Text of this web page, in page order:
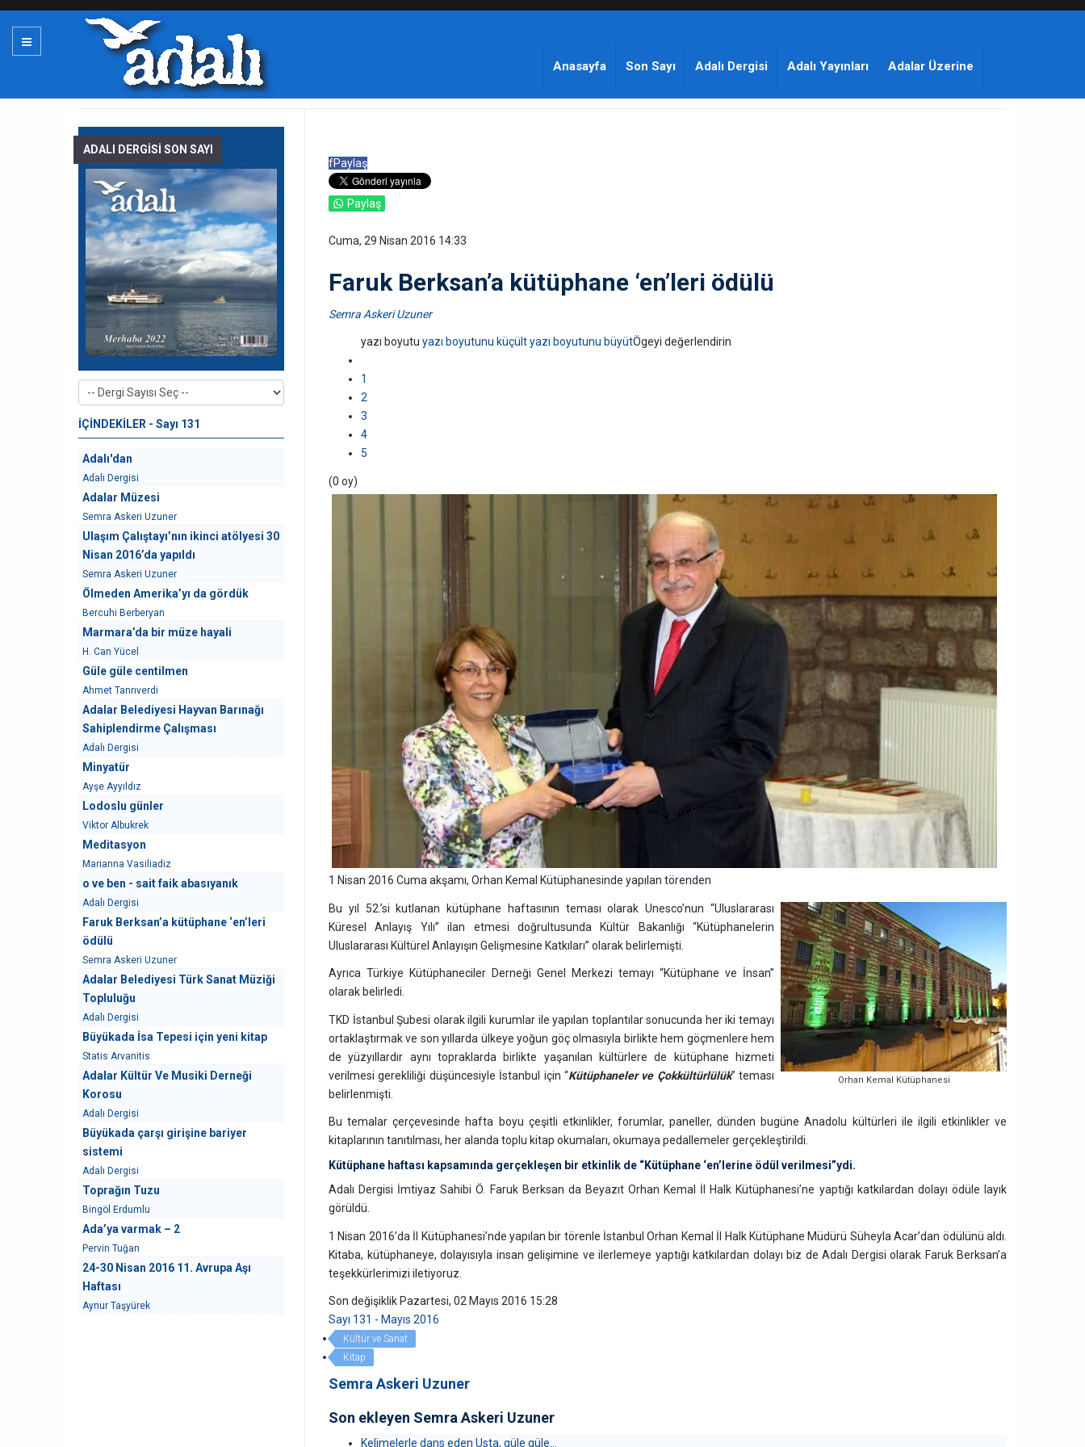
Anasayfa Son Sayı Adalı Dergisi Adalı Yayınları Adalar Üzerine
fPaylaş
Paylaş
Cuma, 29 Nisan 2016 14:33
Faruk Berksan’a kütüphane ‘en’leri ödülü
Semra Askeri Uzuner
yazı boyutu yazı boyutunu küçültyazı boyutunu büyütÖgeyi değerlendirin
1
2
3
4
5
(0 oy)
1 Nisan 2016 Cuma akşamı, Orhan Kemal Kütüphanesinde yapılan törenden
Orhan Kemal Kütüphanesi
Bu yıl 52.’si kutlanan kütüphane haftasının teması olarak Unesco’nun “Uluslararası
Küresel Anlayış Yılı” ilan etmesi doğrultusunda Kültür Bakanlığı “Kütüphanelerin
Uluslararası Kültürel Anlayışın Gelişmesine Katkıları” olarak belirlemişti.
Ayrıca Türkiye Kütüphaneciler Derneği Genel Merkezi temayı “Kütüphane ve İnsan”
olarak belirledi.
TKD İstanbul Şubesi olarak ilgili kurumlar ile yapılan toplantılar sonucunda her iki temayı
ortaklaştırmak ve son yıllarda ülkeye yoğun göç olmasıyla birlikte hem göçmenlere hem
de yüzyıllardır aynı topraklarda birlikte yaşanılan kültürlere de kütüphane hizmeti
verilmesi gerekliliği düşüncesiyle İstanbul için “Kütüphaneler ve Çokkültürlülük” teması
belirlenmişti.
Bu temalar çerçevesinde hafta boyu çeşitli etkinlikler, forumlar, paneller, dünden bugüne Anadolu kültürleri ile ilgili etkinlikler ve
kitaplarının tanıtılması, her alanda toplu kitap okumaları, okumaya pedallemeler gerçekleştirildi.
Kütüphane haftası kapsamında gerçekleşen bir etkinlik de “Kütüphane ‘en’lerine ödül verilmesi”ydi.
Adalı Dergisi İmtiyaz Sahibi Ö. Faruk Berksan da Beyazıt Orhan Kemal İl Halk Kütüphanesi’ne yaptığı katkılardan dolayı ödüle layık
görüldü.
1 Nisan 2016’da İl Kütüphanesi’nde yapılan bir törenle İstanbul Orhan Kemal İl Halk Kütüphane Müdürü Süheyla Acar’dan ödülünü aldı.
Kitaba, kütüphaneye, dolayısıyla insan gelişimine ve ilerlemeye yaptığı katkılardan dolayı biz de Adalı Dergisi olarak Faruk Berksan’a
teşekkürlerimizi iletiyoruz.
Son değişiklik Pazartesi, 02 Mayıs 2016 15:28
Sayı 131 - Mayıs 2016
Kültür ve Sanat
Kitap
Semra Askeri Uzuner
Son ekleyen Semra Askeri Uzuner
Kelimelerle dans eden Usta, güle güle...
ADALI DERGİSİ SON SAYI
İÇİNDEKİLER - Sayı 131
Adalı'dan
Adalı Dergisi
Adalar Müzesi
Semra Askeri Uzuner
Ulaşım Çalıştayı’nın ikinci atölyesi 30
Nisan 2016’da yapıldı
Semra Askeri Uzuner
Ölmeden Amerika’yı da gördük
Bercuhi Berberyan
Marmara’da bir müze hayali
H. Can Yücel
Güle güle centilmen
Ahmet Tanrıverdi
Adalar Belediyesi Hayvan Barınağı
Sahiplendirme Çalışması
Adalı Dergisi
Minyatür
Ayşe Ayyıldız
Lodoslu günler
Viktor Albukrek
Meditasyon
Marianna Vasiliadiz
o ve ben - sait faik abasıyanık
Adalı Dergisi
Faruk Berksan’a kütüphane ‘en’leri
ödülü
Semra Askeri Uzuner
Adalar Belediyesi Türk Sanat Müziği
Topluluğu
Adalı Dergisi
Büyükada İsa Tepesi için yeni kitap
Statis Arvanitis
Adalar Kültür Ve Musiki Derneği
Korosu
Adalı Dergisi
Büyükada çarşı girişine bariyer
sistemi
Adalı Dergisi
Toprağın Tuzu
Bingöl Erdumlu
Ada’ya varmak – 2
Pervin Tuğan
24-30 Nisan 2016 11. Avrupa Aşı
Haftası
Aynur Taşyürek